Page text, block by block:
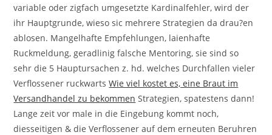
variable oder zigfach umgesetzte Kardinalfehler, wird der
ihr Hauptgrunde, wieso sic mehrere Strategien da drau?en
ablosen. Mangelhafte Empfehlungen, laienhafte
Ruckmeldung, geradlinig falsche Mentoring, sie sind so
sehr die 5 Hauptursachen z. hd. welches Durchfallen vieler
Verflossener ruckwartsWie viel kostet es, eine Braut im
Versandhandel zu bekommen Strategien, spatestens dann!
Lange zeit vor male in die Eingebung kommt noch,
diesseitigen & die Verflossener auf dem erneuten Beruhren